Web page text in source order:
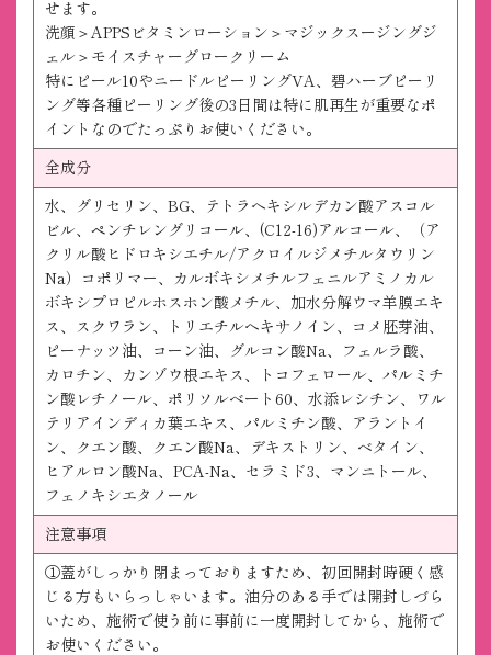
せます。
洗顔＞APPSビタミンローション＞マジックスージングジ
ェル＞モイスチャーグロークリーム
特にピール10やニードルピーリングVA、碧ハーブピーリ
ング等各種ピーリング後の3日間は特に肌再生が重要なポ
イントなのでたっぷりお使いください。
全成分
水、グリセリン、BG、テトラヘキシルデカン酸アスコル
ビル、ペンチレングリコール、(C12-16)アルコール、（ア
クリル酸ヒドロキシエチル/アクロイルジメチルタウリン
Na）コポリマー、カルボキシメチルフェニルアミノカル
ボキシプロピルホスホン酸メチル、加水分解ウマ羊膜エキ
ス、スクワラン、トリエチルヘキサノイン、コメ胚芽油、
ピーナッツ油、コーン油、グルコン酸Na、フェルラ酸、
カロチン、カンゾウ根エキス、トコフェロール、パルミチ
ン酸レチノール、ポリソルベート60、水添レシチン、ワル
テリアインディカ葉エキス、パルミチン酸、アラントイ
ン、クエン酸、クエン酸Na、デキストリン、ベタイン、
ヒアルロン酸Na、PCA-Na、セラミド3、マンニトール、
フェノキシエタノール
注意事項
①蓋がしっかり閉まっておりますため、初回開封時硬く感
じる方もいらっしゃいます。油分のある手では開封しづら
いため、施術で使う前に事前に一度開封してから、施術で
お使いください。